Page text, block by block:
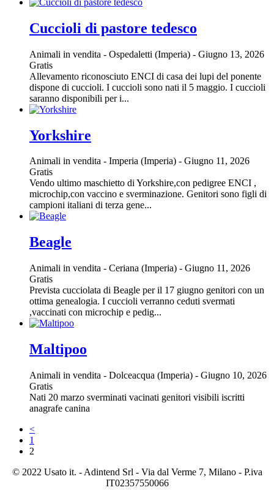
Cuccioli di pastore tedesco
Animali in vendita - Ospedaletti (Imperia) - Giugno 13, 2026
Gratis
Allevamento riconosciuto ENCI di casa dei lupi del ponente
dispone di cuccioli. I cuccioli sono nati il 5 maggio. I cuccioli
saranno disponibili per i...
Yorkshire
Animali in vendita - Imperia (Imperia) - Giugno 11, 2026
Gratis
Vendo ultimo maschietto di Yorkshire,con pedigree ENCI ,
microchip,con vaccino e sverminazione. Genitori sono figli di
campioni italiani di terza gene...
Beagle
Animali in vendita - Ceriana (Imperia) - Giugno 11, 2026
Gratis
Prevista cucciolata di Beagle per il 17 giugno genitori con un
ottima genealogia. I cuccioli verranno ceduti svermati
,vaccinati con microchip e pedig...
Maltipoo
Animali in vendita - Dolceacqua (Imperia) - Giugno 10, 2026
Gratis
Nati 20 marzo sverminati vacinati genitori visibili iscritti
anagrafe canina
<
1
2
© 2022 Usato it. - Adintend Srl - Via dal Verme 7, Milano - P.iva
IT02357550066